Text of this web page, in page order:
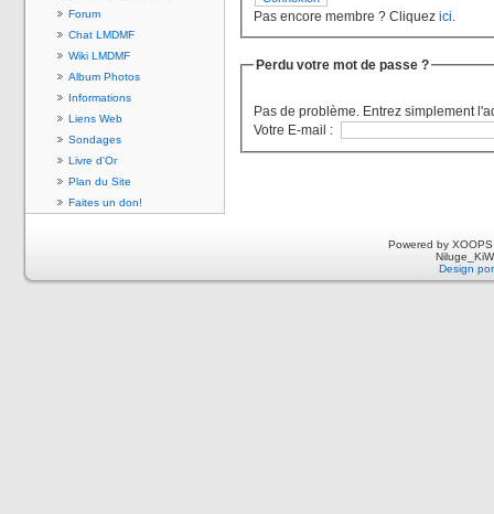
Forum
Chat LMDMF
Wiki LMDMF
Album Photos
Informations
Liens Web
Sondages
Livre d'Or
Plan du Site
Faites un don!
Pas encore membre ? Cliquez ici.
Perdu votre mot de passe ?
Pas de problème. Entrez simplement
Votre E-mail :
Powered by
Design